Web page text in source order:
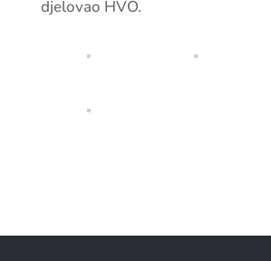
djelovao HVO.